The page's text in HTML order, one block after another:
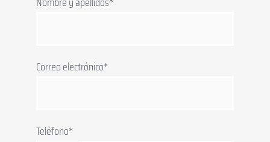
Correo electrónico*
Teléfono*